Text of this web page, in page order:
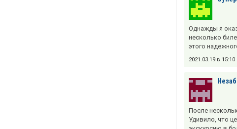
Однажды я
несколько
этого
2021.03.19 в
После
Удивило, что